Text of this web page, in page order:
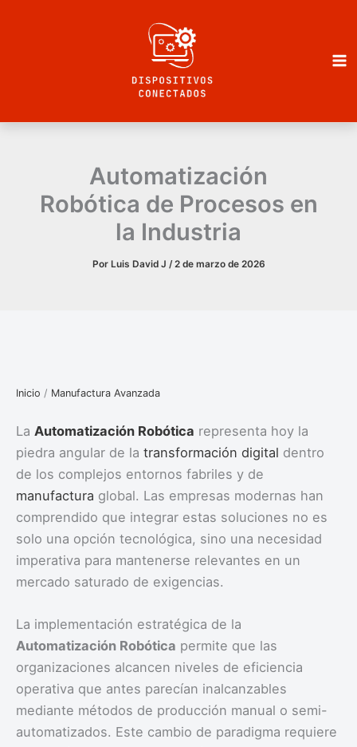
Automatización
Robótica de Procesos en
la Industria
Por Luis David J /2 de marzo de 2026
Inicio / Manufactura Avanzada
La Automatización Robótica representa hoy la
piedra angular de la transformación digital dentro
de los complejos entornos fabriles y de
manufactura global. Las empresas modernas han
comprendido que integrar estas soluciones no es
solo una opción tecnológica, sino una necesidad
imperativa para mantenerse relevantes en un
mercado saturado de exigencias.
La implementación estratégica de la
Automatización Robótica permite que las
organizaciones alcancen niveles de eficiencia
operativa que antes parecían inalcanzables
mediante métodos de producción manual o semi-
automatizados. Este cambio de paradigma requiere